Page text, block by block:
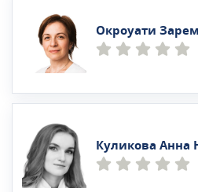
Окроуати
Куликова Анна